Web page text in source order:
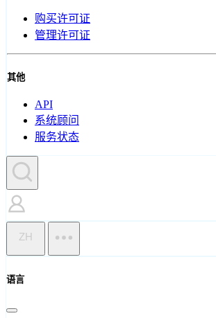
购买许可证
管理许可证
其他
API
系统顾问
服务状态
ZH
语言